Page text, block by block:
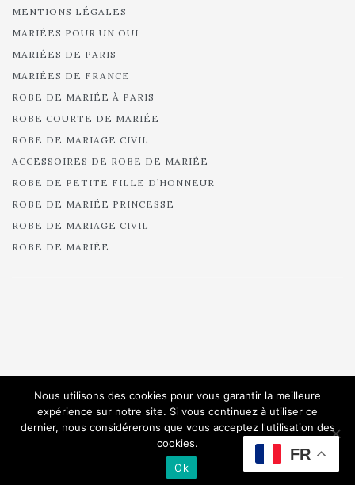
MENTIONS LÉGALES
MARIÉES POUR UN OUI
MARIÉES DE PARIS
MARIÉES DE FRANCE
ROBE DE MARIÉE À PARIS
ROBE COURTE DE MARIÉE
ROBE DE MARIAGE CIVIL
ACCESSOIRES DE ROBE DE MARIÉE
ROBE DE PETITE FILLE D’HONNEUR
ROBE DE MARIÉE PRINCESSE
ROBE DE MARIAGE CIVIL
ROBE DE MARIÉE
All rights reserved.
FR
Nous utilisons des cookies pour vous garantir la meilleure
expérience sur notre site. Si vous continuez à utiliser ce
dernier, nous considérerons que vous acceptez l'utilisation des
cookies.
Ok